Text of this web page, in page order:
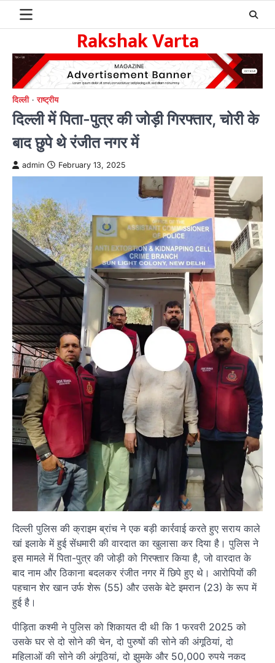
Rakshak Varta
दिल्ली राष्ट्रीय
दिल्ली में पिता-पुत्र की जोड़ी गिरफ्तार, चोरी के
बाद छुपे थे रंजीत नगर में
admin February 13, 2025
दिल्ली पुलिस की क्राइम ब्रांच ने एक बड़ी कार्रवाई करते हुए सराय काले
खां इलाके में हुई सेंधमारी की वारदात का खुलासा कर दिया है। पुलिस ने
इस मामले में पिता-पुत्र की जोड़ी को गिरफ्तार किया है, जो वारदात के
बाद नाम और ठिकाना बदलकर रंजीत नगर में छिपे हुए थे। आरोपियों की
पहचान शेर खान उर्फ शेरू (55) और उसके बेटे इमरान (23) के रूप में
हुई है।
पीड़िता कश्मी ने पुलिस को शिकायत दी थी कि 1 फरवरी 2025 को
उसके घर से दो सोने की चेन, दो पुरुषों की सोने की अंगूठियां, दो
महिलाओं की सोने की अंगूठियां, दो झुमके और 50,000 रुपये नकद